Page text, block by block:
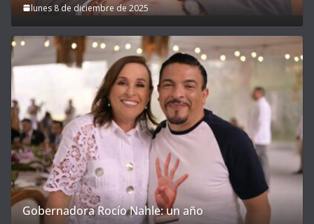
lunes 8 de diciembre de 2025
Gobernadora Rocío Nahle: un año